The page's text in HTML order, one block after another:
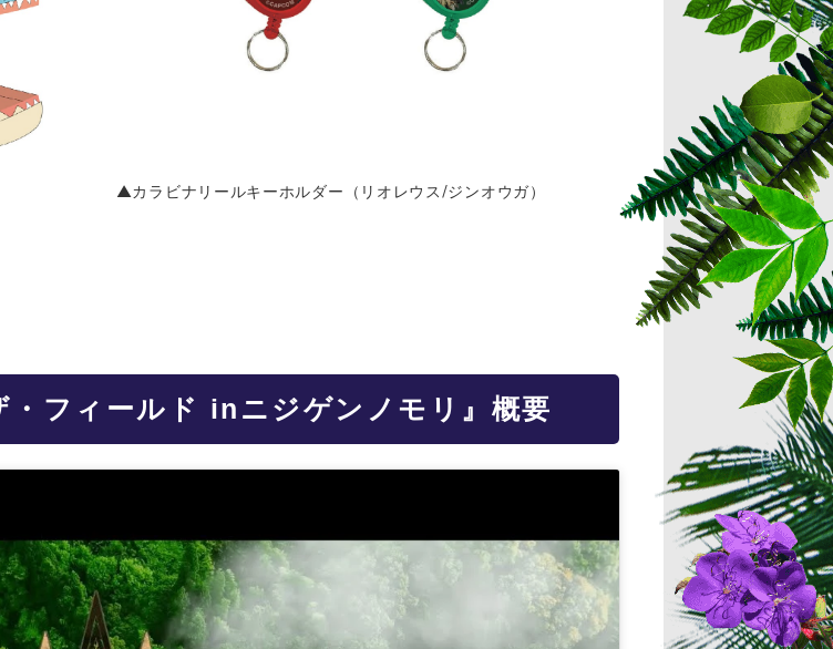
▲カラビナリールキーホルダー（リオレウス/ジンオウガ）
・フィールド inニジゲンノモリ』概要